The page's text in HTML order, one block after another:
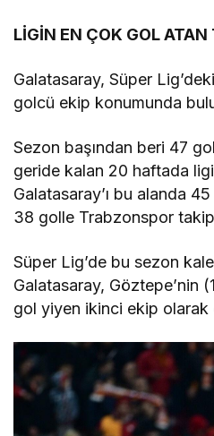
LİGİN EN ÇOK GOL ATAN
Galatasaray, Süper
golcü ekip konumunda
Sezon başından beri 47 gol
geride kalan 20 haftada
Galatasaray’ı bu alanda
38 golle Trabzonspor
Süper Lig’de bu sezon
Galatasaray, Göztepe’nin
gol yiyen ikinci ekip